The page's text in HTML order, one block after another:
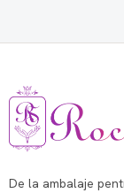
De la ambalaje